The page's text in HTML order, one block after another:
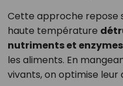
Cette approche repose
haute température
nutriments et
les aliments. En
vivants, on optimise leur